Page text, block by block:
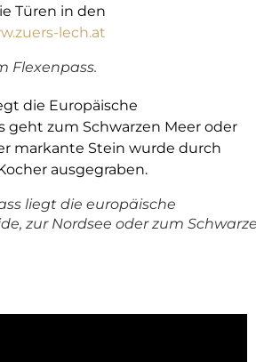
Türen in den
lech.at
Flexenpass.
die Europäische
geht zum Schwarzen Meer oder
markante Stein wurde durch
ausgegraben.
liegt die europäische
zur Nordsee oder zum